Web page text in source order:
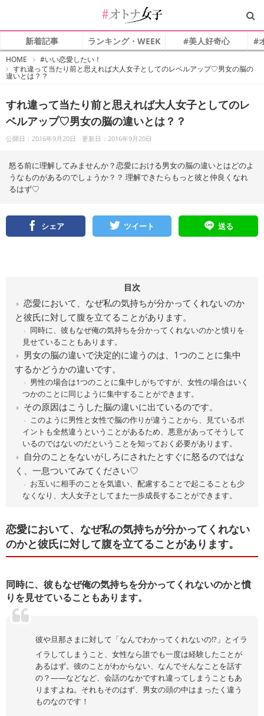
新着記事 ランキング・WEEK #美人好奇心 #
HOME
オ
ト
ナ
#いい恋愛したい！
すれ違って当たり前と思えれば大人女子としてのレベルアップ♡男女の脳の
違いとは？？
すれ違って当たり前と思えれば大人女子としてのレ
ベルアップ♡男女の脳の違いとは？？
公開日：2016年9月20日 更新日：2016年9月20日
怒る前に理解してみませんか？恋愛における男女の脳の違いとはどのよ
うなものがあるのでしょうか？？ 理解できたらもっと彼と仲良くなれ
るはず♡
シェア ツイート 送る
目次
恋愛において、なぜ私の気持ちが分かってくれないのか
と彼氏に対して腹を立てることがあります。
同時に、彼もなぜ俺の気持ちを分かってくれないのかと憤りを
見せていることもあります。
男女の脳の違いで決定的に違うのは、1つのことに集中
するかどうかの違いです。
男性の場合は1つのことに集中しがちですが、女性の場合はいく
つかのことに同じように集中することができます。
その原因はこうした脳の違いに出ているのです。
このように男性と女性で脳の作りが違うことから、見ているポ
イントも全然違うということがあるため、悪意があってそうして
いるのではないのだということを知っておく必要があります。
自分のことをないがしろにされたとすぐに怒るのではな
く、一息ついてみてください♡
お互いに相手のことを気遣い、配慮することで起こることも少
なくなり、大人女子としてまた一歩成長することができます。
恋愛において、なぜ私の気持ちが分かってくれない
のかと彼氏に対して腹を立てることがあります。
同時に、彼もなぜ俺の気持ちを分かってくれないのかと憤
りを見せていることもあります。
彼や旦那さまに対して「なんでわかってくれないの!?」とイラ
イラしてしまうこと、女性なら誰でも一度は経験したことが
あるはず。彼のことがわからない、なんでそんなことを話す
の？――などなど、会話のなかですれ違ってしまうこともあ
りますよね。それもそのはず、男女の頭の中はまったく違う
ものなのです！